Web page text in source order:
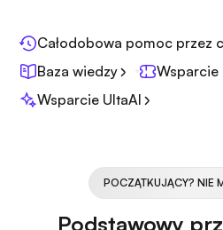
Całodobowa pomoc przez
Baza wiedzy
Wsparcie UltaAI
POCZĄTKUJĄCY? NIE
Podstawowy